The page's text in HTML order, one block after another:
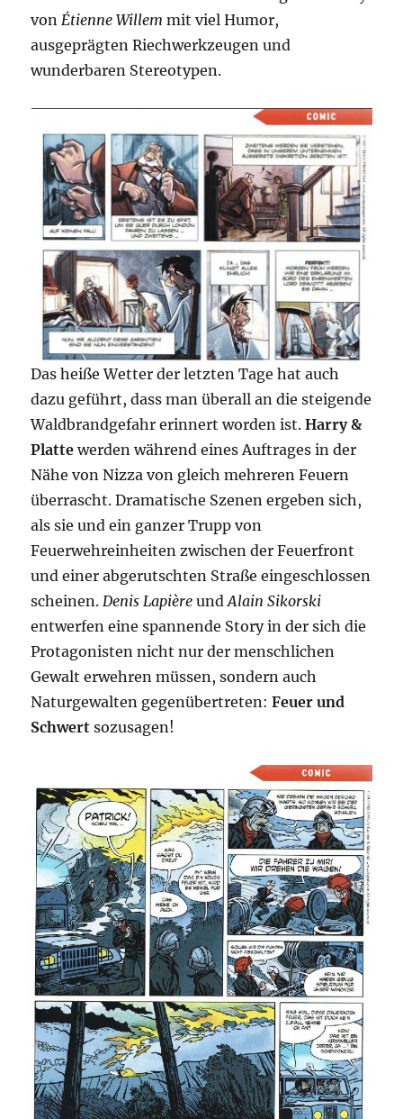
von Étienne Willem mit viel Humor,
ausgeprägten Riechwerkzeugen und
wunderbaren Stereotypen.
Das heiße Wetter der letzten Tage hat auch
dazu geführt, dass man überall an die steigende
Waldbrandgefahr erinnert worden ist.Harry &
Platte werden während eines Auftrages in der
Nähe von Nizza von gleich mehreren Feuern
überrascht. Dramatische Szenen ergeben sich,
als sie und ein ganzer Trupp von
Feuerwehreinheiten zwischen der Feuerfront
und einer abgerutschten Straße eingeschlossen
scheinen. Denis Lapière undAlain Sikorski
entwerfen eine spannende Story in der sich die
Protagonisten nicht nur der menschlichen
Gewalt erwehren müssen, sondern auch
Naturgewalten gegenübertreten:Feuer und
Schwert sozusagen!